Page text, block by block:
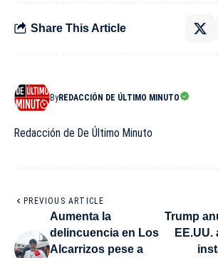
Share This Article
ByREDACCIÓN DE ÚLTIMO MINUTO
Redacción de De Último Minuto
PREVIOUS ARTICLE
Aumenta la
delincuencia en Los
Alcarrizos pese a
Trump
EE.UU.